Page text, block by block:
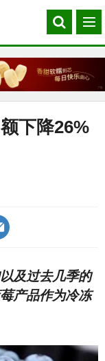
Search
our
菜
单
下降26%
及过去几季的
产品作为冷冻